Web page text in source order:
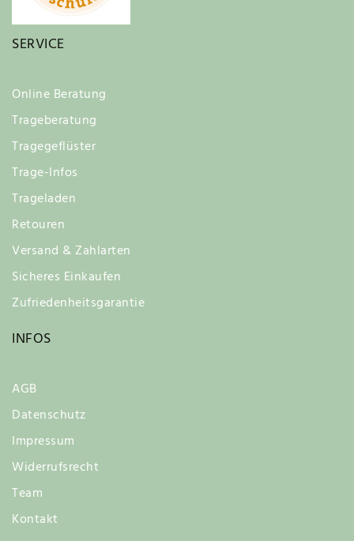
SERVICE
Online Beratung
Trageberatung
Tragegeflüster
Trage-Infos
Trageladen
Retouren
Versand & Zahlarten
Sicheres Einkaufen
Zufriedenheitsgarantie
INFOS
AGB
Datenschutz
Impressum
Widerrufsrecht
Team
Kontakt